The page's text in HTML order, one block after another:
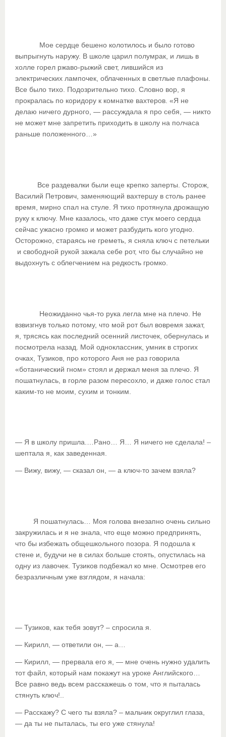
Мое сердце бешено колотилось и было готово
выпрыгнуть наружу. В школе царил полумрак, и лишь в
холле горел ржаво-рыжий свет, лившийся из
электрических лампочек, облаченных в светлые плафоны.
Все было тихо. Подозрительно тихо. Словно вор, я
прокралась по коридору к комнатке вахтеров. «Я не
делаю ничего дурного, — рассуждала я про себя, — никто
не может мне запретить приходить в школу на полчаса
раньше положенного…»
Все раздевалки были еще крепко заперты. Сторож,
Василий Петрович, заменяющий вахтершу в столь ранее
время, мирно спал на стуле. Я тихо протянула дрожащую
руку к ключу. Мне казалось, что даже стук моего сердца
сейчас ужасно громко и может разбудить кого угодно.
Осторожно, стараясь не греметь, я сняла ключ с петельки
и свободной рукой зажала себе рот, что бы случайно не
выдохнуть с облегчением на редкость громко.
Неожиданно чья-то рука легла мне на плечо. Не
взвизгнув только потому, что мой рот был вовремя зажат,
я, трясясь как последний осенний листочек, обернулась и
посмотрела назад. Мой одноклассник, умник в строгих
очках, Тузиков, про которого Аня не раз говорила
«ботанический гном» стоял и держал меня за плечо. Я
пошатнулась, в горле разом пересохло, и даже голос стал
каким-то не моим, сухим и тонким.
— Я в школу пришла.…Рано… Я… Я ничего не сделала! –
шептала я, как заведенная.
— Вижу, вижу, — сказал он, — а ключ-то зачем взяла?
Я пошатнулась… Моя голова внезапно очень сильно
закружилась и я не знала, что еще можно предпринять,
что бы избежать общешкольного позора. Я подошла к
стене и, будучи не в силах больше стоять, опустилась на
одну из лавочек. Тузиков подбежал ко мне. Осмотрев его
безразличным уже взглядом, я начала:
— Тузиков, как тебя зовут? – спросила я.
— Кирилл, — ответили он, — а…
— Кирилл, — прервала его я, — мне очень нужно удалить
тот файл, который нам покажут на уроке Английского…
Все равно ведь всем расскажешь о том, что я пыталась
стянуть ключ!..
— Расскажу? С чего ты взяла? – мальчик округлил глаза,
— да ты не пыталась, ты его уже стянула!